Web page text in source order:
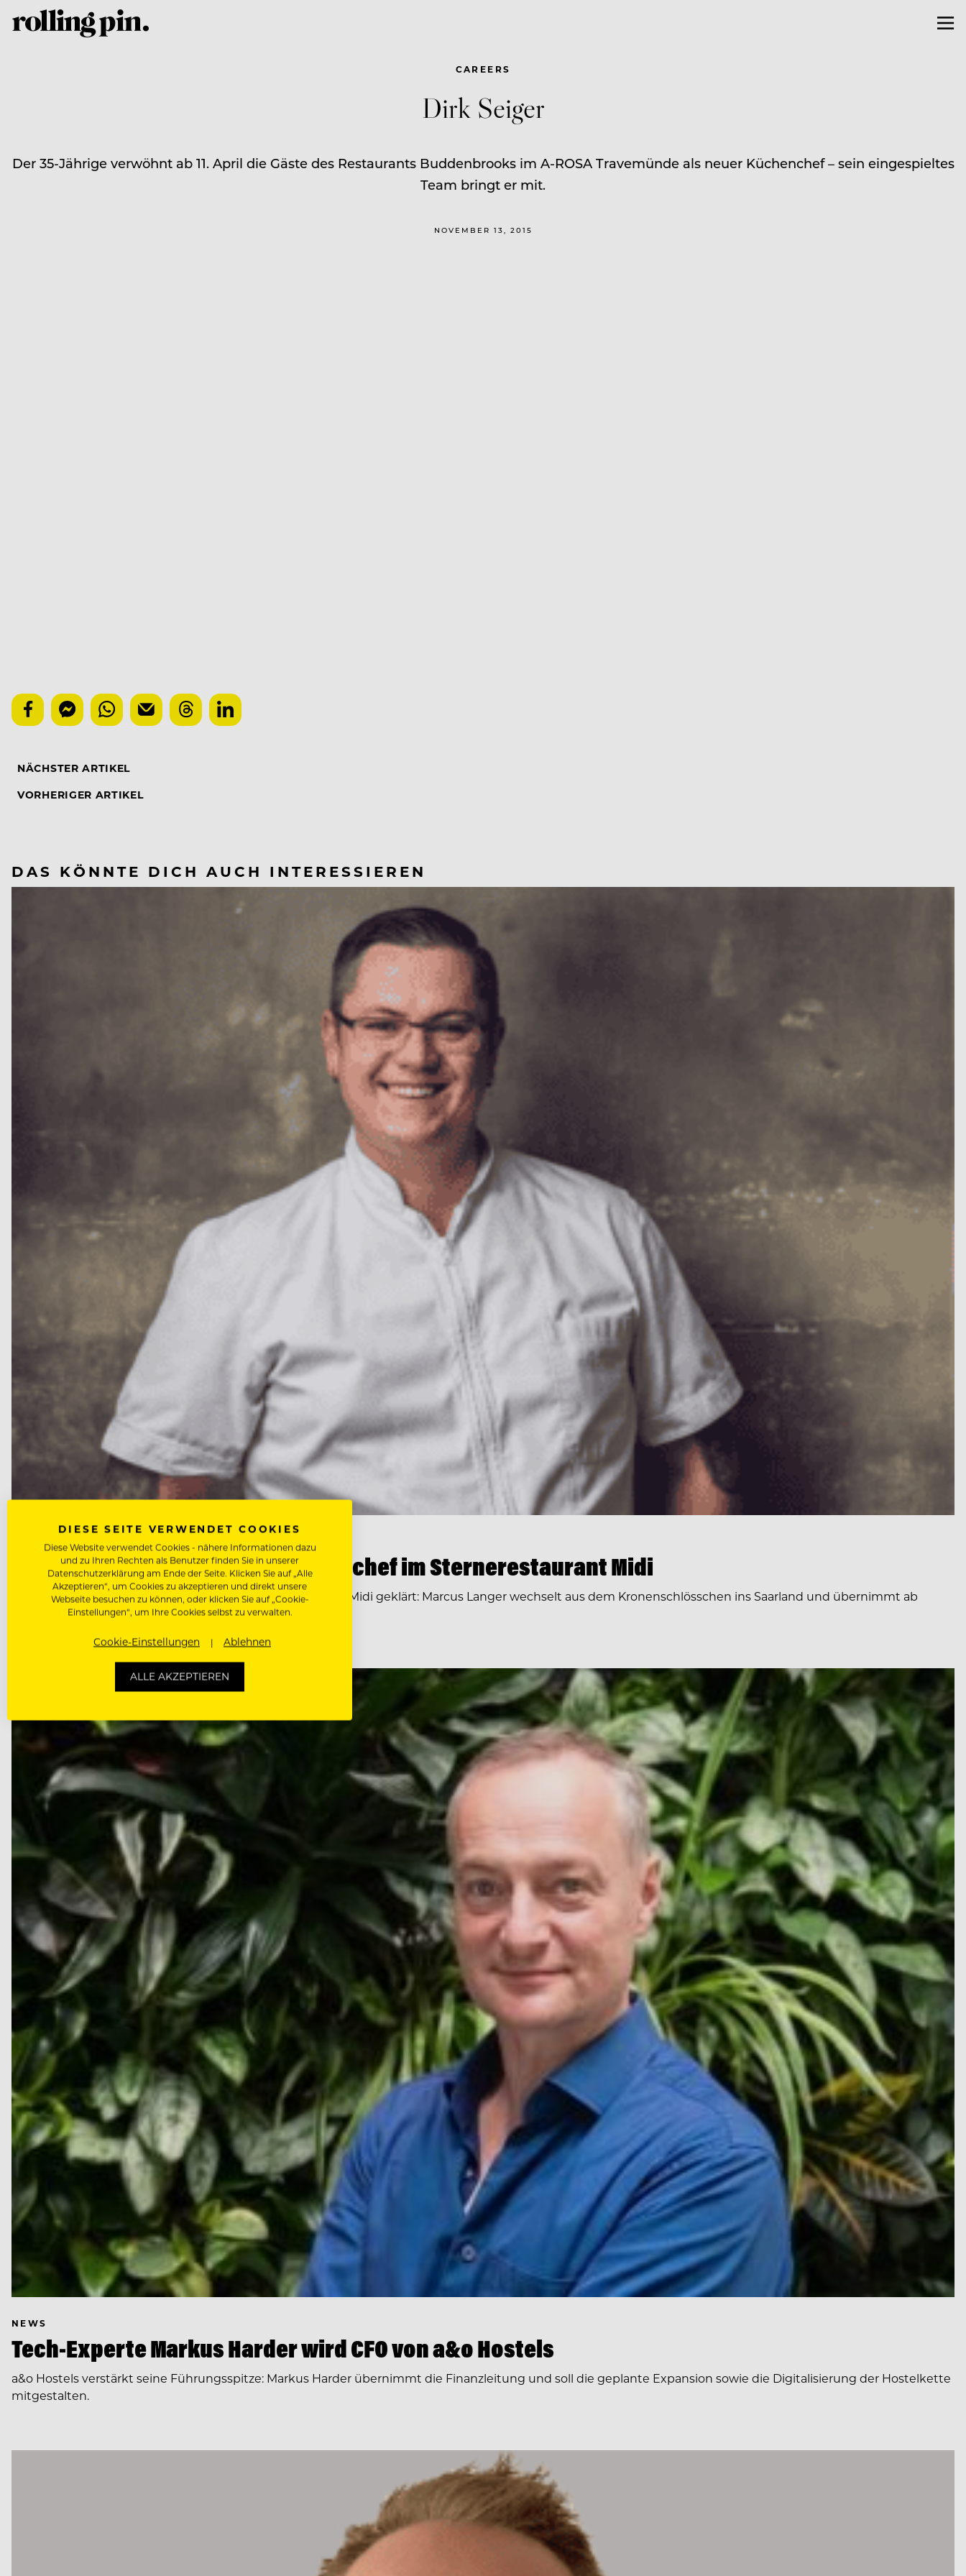
CAREERS
Dirk Seiger
Der 35-Jährige verwöhnt ab 11. April die Gäste des Restaurants Buddenbrooks im A-ROSA Travemünde als neuer Küchenchef – sein eingespieltes
Team bringt er mit.
NOVEMBER 13, 2015
NÄCHSTER ARTIKEL
VORHERIGER ARTIKEL
DAS KÖNNTE DICH AUCH INTERESSIEREN
NEWS
Marcus Langer wird neuer Küchenchef im Sternerestaurant Midi
Nach dem Abschied von Peter Wirbel ist die Nachfolge im Midi geklärt: Marcus Langer wechselt aus dem Kronenschlösschen ins Saarland und übernimmt ab
September die…
NEWS
Tech-Experte Markus Harder wird CFO von a&o Hostels
a&o Hostels verstärkt seine Führungsspitze: Markus Harder übernimmt die Finanzleitung und soll die geplante Expansion sowie die Digitalisierung der Hostelkette
mitgestalten.
DIESE SEITE VERWENDET COOKIES
Diese Website verwendet Cookies - nähere Informationen dazu
und zu Ihren Rechten als Benutzer finden Sie in unserer
Datenschutzerklärung am Ende der Seite. Klicken Sie auf „Alle
Akzeptieren“, um Cookies zu akzeptieren und direkt unsere
Webseite besuchen zu können, oder klicken Sie auf „Cookie-
Einstellungen“, um Ihre Cookies selbst zu verwalten.
Cookie-Einstellungen Ablehnen
ALLE AKZEPTIEREN